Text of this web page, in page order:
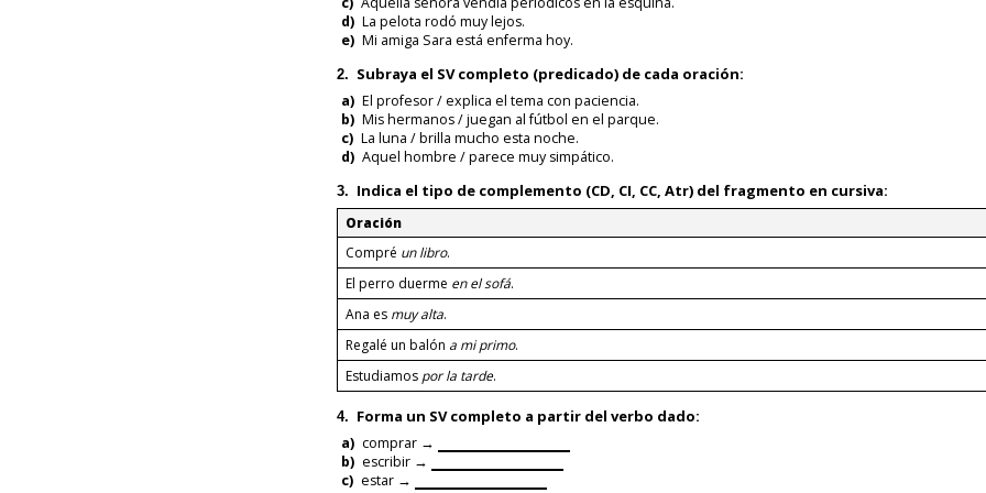
d) La pelota rodó muy lejos.
e) Mi amiga Sara está enferma hoy.
2. Subraya el SV completo (predicado) de cada oración:
a) El profesor / explica el tema con paciencia.
b) Mis hermanos / juegan al fútbol en el parque.
c) La luna / brilla mucho esta noche.
d) Aquel hombre / parece muy simpático.
3. Indica el tipo de complemento (CD, CI, CC, Atr) del fragmento en cursiva:
Oración
Compré un libro.
El perro duerme en el sofá.
Ana es muy alta.
Regalé un balón a mi primo.
Estudiamos por la tarde.
4. Forma un SV completo a partir del verbo dado:
a) comprar →
b) escribir →
c) estar →